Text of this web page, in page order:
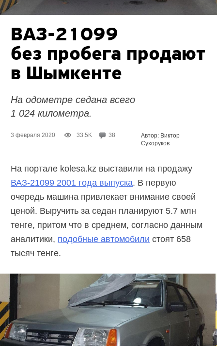
ВАЗ-21099
без пробега продают
в Шымкенте
На одометре седана всего
1 024 километра.
3 февраля 2020 33.5K 38
Автор: Виктор
Сухоруков
На портале kolesa.kz выставили на продажу
ВАЗ-21099 2001 года выпуска. В первую
очередь машина привлекает внимание своей
ценой. Выручить за седан планируют 5.7 млн
тенге, притом что в среднем, согласно данным
аналитики, подобные автомобили стоят 658
тысяч тенге.